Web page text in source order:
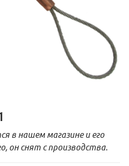
в нашем магазине и его
он снят с производства.